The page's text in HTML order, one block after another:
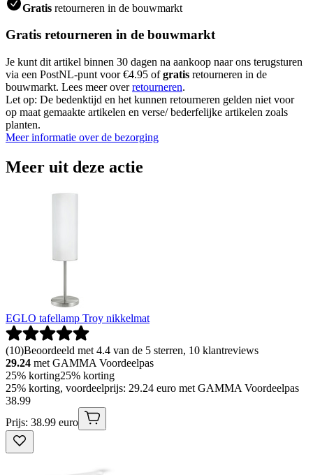
Gratis retourneren in de bouwmarkt
Gratis retourneren in de bouwmarkt
Je kunt dit artikel binnen 30 dagen na aankoop naar ons terugsturen
via een PostNL-punt voor €4.95 ofgratis retourneren in de
bouwmarkt. Lees meer overretourneren.
Let op: De bedenktijd en het kunnen retourneren gelden niet voor
op maat gemaakte artikelen en verse/ bederfelijke artikelen zoals
planten.
Meer informatie over de bezorging
Meer uit deze actie
EGLO tafellamp Troy nikkelmat
(10)Beoordeeld met 4.4 van de 5 sterren, 10 klantreviews
29.24 met GAMMA Voordeelpas
25% korting25% korting
25% korting, voordeelprijs: 29.24 euro met GAMMA Voordeelpas
38.99
Prijs: 38.99 euro